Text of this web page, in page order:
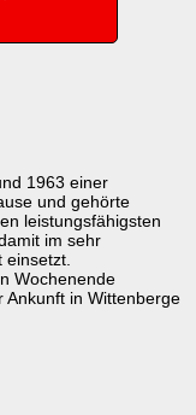
1963 einer
und gehörte
leistungsfähigsten
im sehr
Wochenende
in Wittenberge